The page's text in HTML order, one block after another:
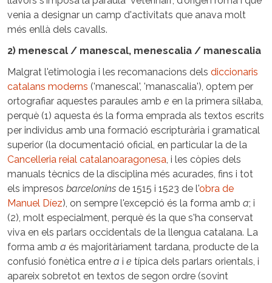
venia a designar un camp d'activitats que anava molt
més enllà dels cavalls.
2) menescal / manescal, menescalia / manescalia
Malgrat l'etimologia i les recomanacions dels diccionaris
catalans moderns ('manescal', 'manascalia'), optem per
ortografiar aquestes paraules amb e en la primera síl·laba,
perquè (1) aquesta és la forma emprada als textos escrits
per individus amb una formació escripturària i gramatical
superior (la documentació oficial, en particular la de la
Cancelleria reial catalanoaragonesa, i les còpies dels
manuals tècnics de la disciplina més acurades, fins i tot
els impresos barcelonins de 1515 i 1523 de l'obra de
Manuel Díez), on sempre l'excepció és la forma amb a; i
(2), molt especialment, perquè és la que s'ha conservat
viva en els parlars occidentals de la llengua catalana. La
forma amb a és majoritàriament tardana, producte de la
confusió fonètica entre a i e típica dels parlars orientals, i
apareix sobretot en textos de segon ordre (sovint